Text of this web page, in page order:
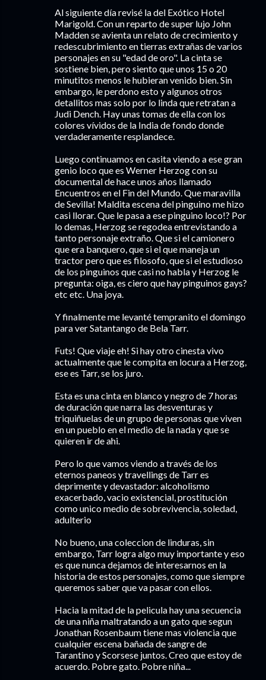
Al siguiente día revisé la del Exótico Hotel
Marigold. Con un reparto de super lujo John
Madden se avienta un relato de crecimiento y
redescubrimiento en tierras extrañas de varios
personajes en su "edad de oro". La cinta se
sostiene bien, pero siento que unos 15 o 20
minutitos menos le hubieran venido bien. Sin
embargo, le perdono esto y algunos otros
detallitos mas solo por lo linda que retratan a
Judi Dench. Hay unas tomas de ella con los
colores vívidos de la India de fondo donde
verdaderamente resplandece.
Luego continuamos en casita viendo a ese gran
genio loco que es Werner Herzog con su
documental de hace unos años llamado
Encuentros en el Fin del Mundo. Que maravilla
de Sevilla! Maldita escena del pinguino me hizo
casi llorar. Que le pasa a ese pinguino loco!? Por
lo demas, Herzog se regodea entrevistando a
tanto personaje extraño. Que si el camionero
que era banquero, que si el que maneja un
tractor pero que es filosofo, que si el estudioso
de los pinguinos que casi no habla y Herzog le
pregunta: oiga, es ciero que hay pinguinos gays?
etc etc. Una joya.
Y finalmente me levanté tempranito el domingo
para ver Satantango de Bela Tarr.
Futs! Que viaje eh! Si hay otro cinesta vivo
actualmente que le compita en locura a Herzog,
ese es Tarr, se los juro.
Esta es una cinta en blanco y negro de 7 horas
de duración que narra las desventuras y
triquiñuelas de un grupo de personas que viven
en un pueblo en el medio de la nada y que se
quieren ir de ahi.
Pero lo que vamos viendo a través de los
eternos paneos y travellings de Tarr es
deprimente y devastador: alcoholismo
exacerbado, vacio existencial, prostitución
como unico medio de sobrevivencia, soledad,
adulterio
No bueno, una coleccion de linduras, sin
embargo, Tarr logra algo muy importante y eso
es que nunca dejamos de interesarnos en la
historia de estos personajes, como que siempre
queremos saber que va pasar con ellos.
Hacia la mitad de la pelicula hay una secuencia
de una niña maltratando a un gato que segun
Jonathan Rosenbaum tiene mas violencia que
cualquier escena bañada de sangre de
Tarantino y Scorsese juntos. Creo que estoy de
acuerdo. Pobre gato. Pobre niña...